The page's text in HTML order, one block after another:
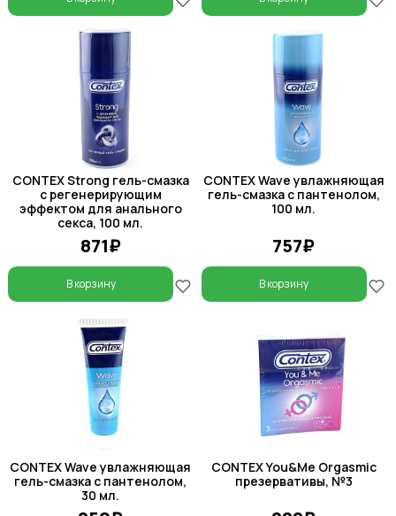
CONTEX Strong гель-смазка
с регенерирующим
эффектом для анального
секса, 100 мл.
871₽
В корзину
CONTEX Wave увлажняющая
гель-смазка с пантенолом,
100 мл.
757₽
В корзину
CONTEX Wave увлажняющая
гель-смазка с пантенолом,
30 мл.
CONTEX You&Me Orgasmic
презервативы, №3